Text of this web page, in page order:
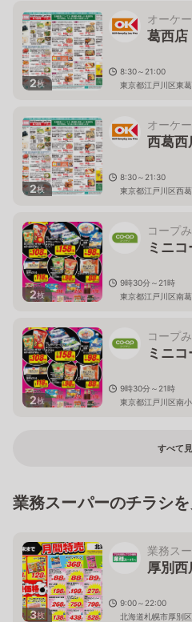
2枚
オーケー
葛西店
8:30～21:00
東京都江戸川区東
2枚
オーケー
西葛西
8:30～21:30
東京都江戸川区西
2枚
コープ
ミニ
9時30分～21時
東京都江戸川区南
2枚
コープ
ミニ
9時30分～21時
東京都江戸川区南
すべて
業務スーパーのチラシ
3枚
業務ス
厚別西
9:00～22:00
北海道札幌市厚別